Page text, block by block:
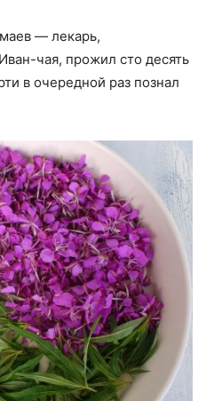
— лекарь,
чая, прожил сто десять
в очередной раз познал